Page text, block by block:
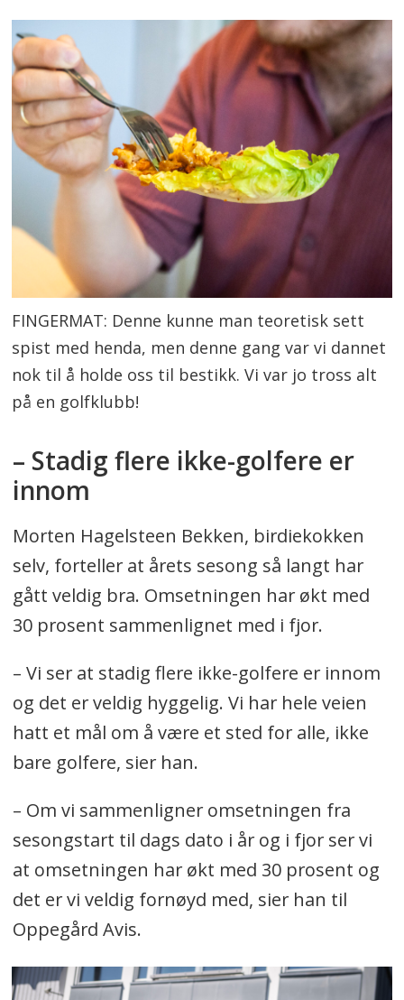
FINGERMAT: Denne kunne man teoretisk sett
spist med henda, men denne gang var vi dannet
nok til å holde oss til bestikk. Vi var jo tross alt
på en golfklubb!
– Stadig flere ikke-golfere er
innom
Morten Hagelsteen Bekken, birdiekokken
selv, forteller at årets sesong så langt har
gått veldig bra. Omsetningen har økt med
30 prosent sammenlignet med i fjor.
– Vi ser at stadig flere ikke-golfere er innom
og det er veldig hyggelig. Vi har hele veien
hatt et mål om å være et sted for alle, ikke
bare golfere, sier han.
– Om vi sammenligner omsetningen fra
sesongstart til dags dato i år og i fjor ser vi
at omsetningen har økt med 30 prosent og
det er vi veldig fornøyd med, sier han til
Oppegård Avis.